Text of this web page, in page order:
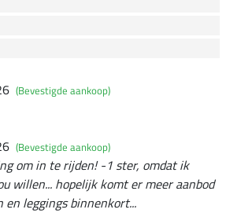
(Bevestigde aankoop)
(Bevestigde aankoop)
om in te rijden! -1 ster, omdat ik
willen... hopelijk komt er meer aanbod
leggings binnenkort...